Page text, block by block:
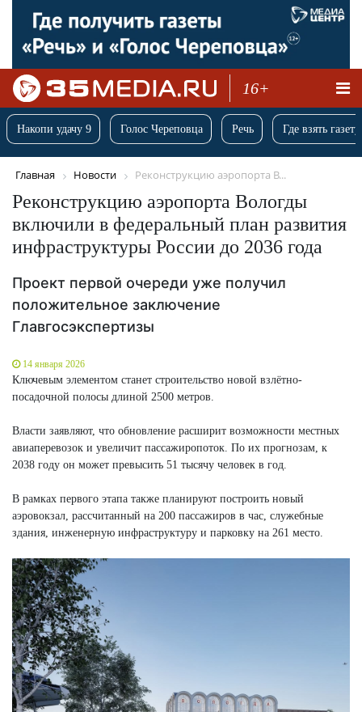
16+
Накопи удачу 9 Голос Череповца Речь Где взять
Главная Новости Реконструкцию аэропорта В...
Реконструкцию аэропорта Вологды
включили в федеральный план развития
инфраструктуры России до 2036 года
Проект первой очереди уже получил
положительное заключение
Главгосэкспертизы
14 января 2026
Ключевым элементом станет строительство новой взлётно-
посадочной полосы длиной 2500 метров.
Власти заявляют, что обновление расширит возможности местных
авиаперевозок и увеличит пассажиропоток. По их прогнозам, к
2038 году он может превысить 51 тысячу человек в год.
В рамках первого этапа также планируют построить новый
аэровокзал, рассчитанный на 200 пассажиров в час, служебные
здания, инженерную инфраструктуру и парковку на 261 место.